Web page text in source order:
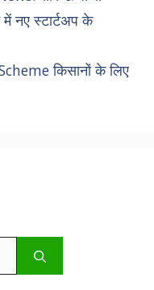
नए स्टार्टअप के
किसानों के लिए